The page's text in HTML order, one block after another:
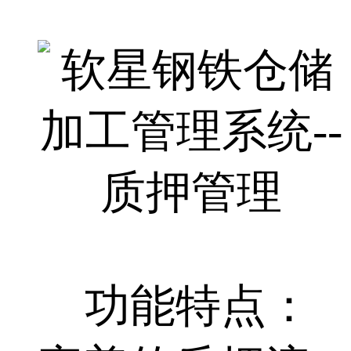
功能特点：